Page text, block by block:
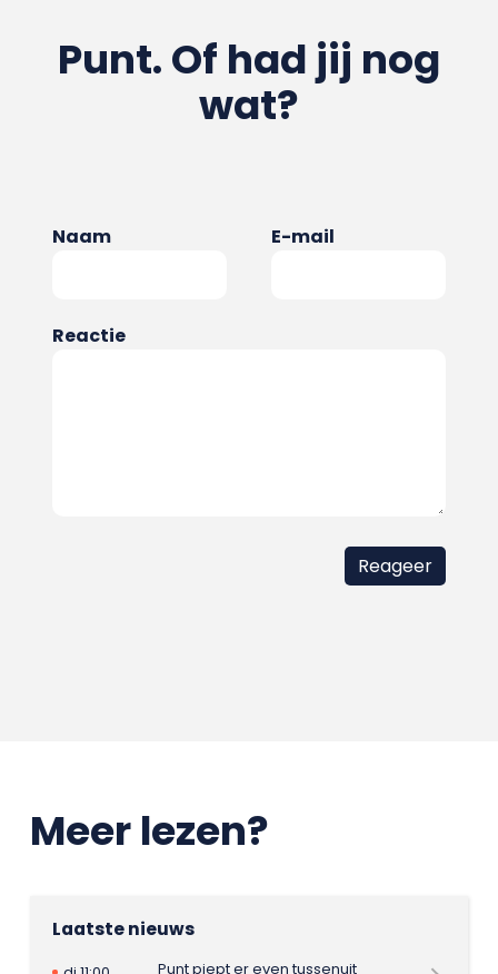
Punt. Of had jij nog
wat?
Naam E-mail
Reactie
Meer lezen?
Laatste nieuws
Punt piept er even tussenuit